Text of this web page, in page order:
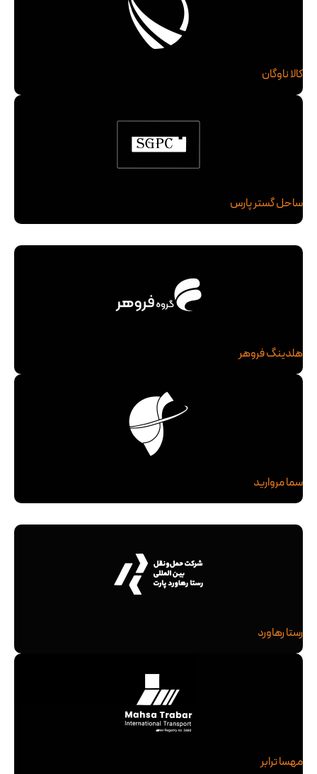
کالا ناوگان
ساحل گستر پارس
هلدینگ فروهر
سما مروارید
رستا رهاورد
مهسا ترابر